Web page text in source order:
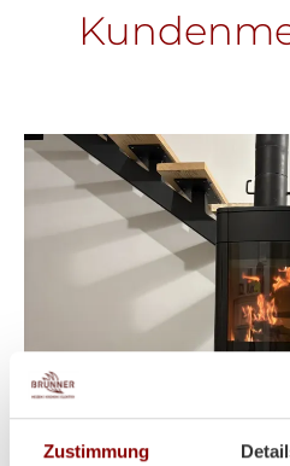
Zustimmung